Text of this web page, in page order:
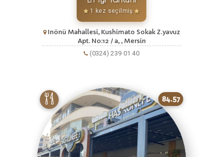
1 kez seçilmiş
Inönü Mahallesi, Kushimato Sokak Z.yavuz
Apt. No:12 / a, , Mersin
(0324) 239 01 40
84.57